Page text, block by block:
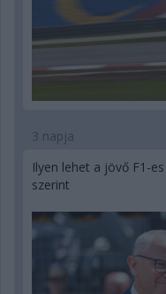
3 napja
Ilyen lehet a jövő F1-
szerint